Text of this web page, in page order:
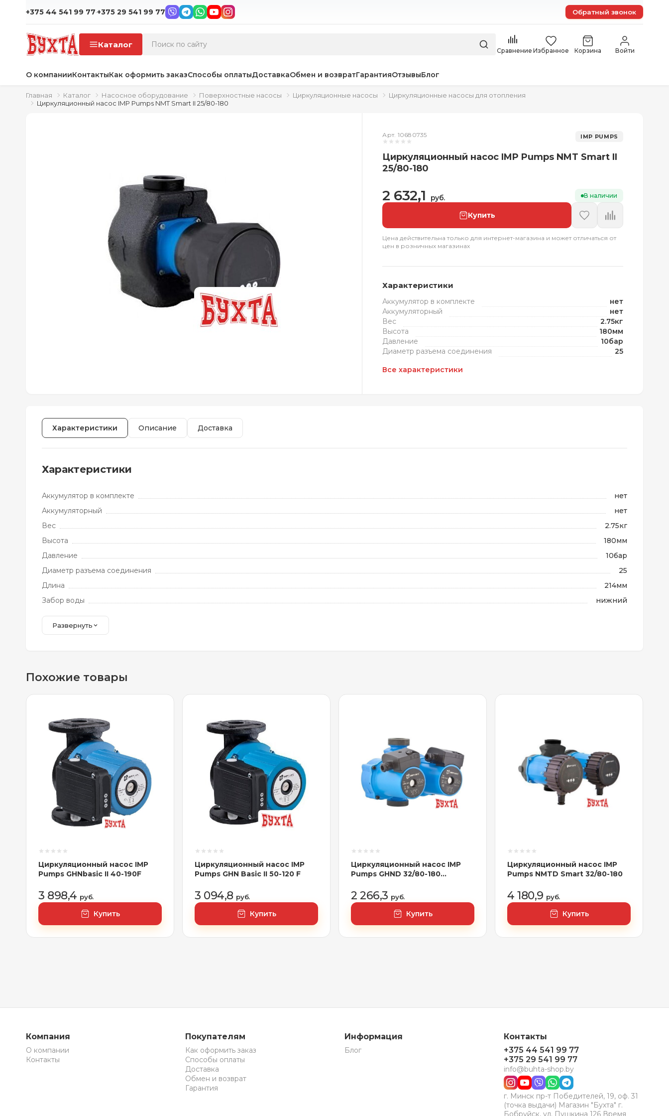
+375 44 541 99 77·+375 29 541 99 77 Обратный звонок
Каталог
Сравнение Избранное Корзина Войти
О компанииКонтактыКак оформить заказСпособы оплатыДоставкаОбмен и возвратГарантияОтзывыБлог
Главная Каталог Насосное оборудование Поверхностные насосы Циркуляционные насосы
Циркуляционные насосы для отопления
Циркуляционный насос IMP Pumps NMT Smart II 25/80-180
Арт. 10680735 IMP PUMPS
Циркуляционный насос IMP Pumps NMT Smart II
25/80-180
2 632,1 руб. В наличии
Купить
Цена действительна только для интернет-магазина и может отличаться от
цен в розничных магазинах
Характеристики
Аккумулятор в комплекте
нет
Аккумуляторный
нет
Вес
2.75кг
Высота
180мм
Давление
10бар
Диаметр разъема соединения
25
Все характеристики
Характеристики Описание Доставка
Характеристики
Аккумулятор в комплекте
нет
Аккумуляторный
нет
Вес
2.75кг
Высота
180мм
Давление
10бар
Диаметр разъема соединения
25
Длина
214мм
Забор воды
нижний
Развернуть
Похожие товары
Циркуляционный насос IMP
Pumps GHNbasic II 40-190F
3 898,4 руб.
Купить
Циркуляционный насос IMP
Pumps GHN Basic II 50-120 F
3 094,8 руб.
Купить
Циркуляционный насос IMP
Pumps GHND 32/80-180
2 266,3 руб.
Купить
Циркуляционный насос IMP
Pumps NMTD Smart 32/80-180
4 180,9 руб.
Купить
Компания
О компании
Контакты
Покупателям
Как оформить заказ
Способы оплаты
Доставка
Обмен и возврат
Гарантия
Информация
Блог
Контакты
+375 44 541 99 77
+375 29 541 99 77
info@buhta-shop.by
г. Минск пр-т Победителей, 19, оф. 31
(точка выдачи) Магазин "Бухта" г.
Бобруйск, ул. Пушкина 126 Время